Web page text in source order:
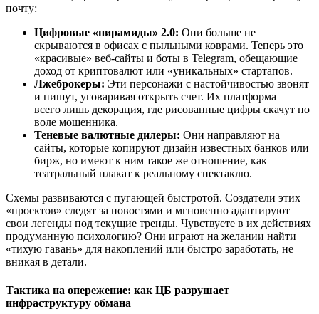
почту:
Цифровые «пирамиды» 2.0: Они больше не
скрываются в офисах с пыльными коврами. Теперь это
«красивые» веб-сайты и боты в Telegram, обещающие
доход от криптовалют или «уникальных» стартапов.
Лжеброкеры: Эти персонажи с настойчивостью звонят
и пишут, уговаривая открыть счет. Их платформа —
всего лишь декорация, где рисованные цифры скачут по
воле мошенника.
Теневые валютные дилеры: Они направляют на
сайты, которые копируют дизайн известных банков или
бирж, но имеют к ним такое же отношение, как
театральный плакат к реальному спектаклю.
Схемы развиваются с пугающей быстротой. Создатели этих
«проектов» следят за новостями и мгновенно адаптируют
свои легенды под текущие тренды. Чувствуете в их действиях
продуманную психологию? Они играют на желании найти
«тихую гавань» для накоплений или быстро заработать, не
вникая в детали.
Тактика на опережение: как ЦБ разрушает
инфраструктуру обмана